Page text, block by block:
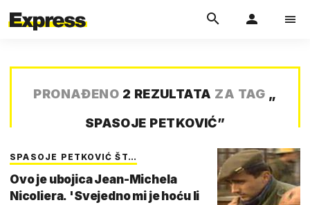
PRONAĐENO 2 REZULTATA ZA TAG „
SPASOJE PETKOVIĆ”
SPASOJE PETKOVIĆ ŠT…
Ovo je ubojica Jean-Michela
Nicoliera. 'Svejedno mi je hoću li